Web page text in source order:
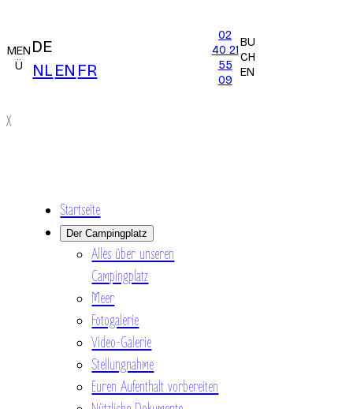
MEN
Ü
DE
NL EN FR
02
40 21
55
09
BU
CH
EN
X
Startseite
Der Campingplatz
Alles über unseren
Campingplatz
Meer
Fotogalerie
Video-Galerie
Stellungnahme
Euren Aufenthalt vorbereiten